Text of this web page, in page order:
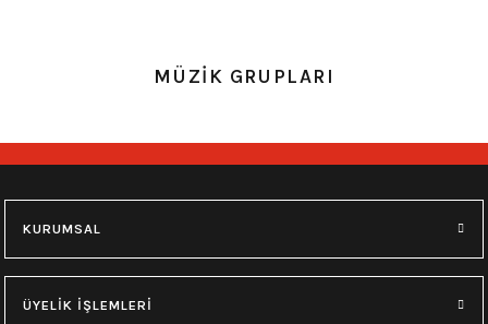
0.0 Puan - Yorum
1.250,00₺
MÜZİK GRUPLARI
KURUMSAL
ÜYELİK İŞLEMLERİ